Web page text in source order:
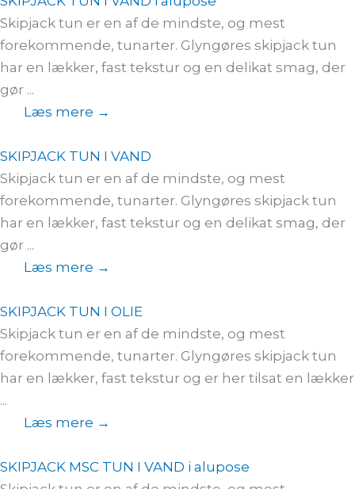
Skipjack tun er en af de mindste, og mest
forekommende, tunarter. Glyngøres skipjack tun
har en lækker, fast tekstur og en delikat smag, der
gør ...
Læs mere →
SKIPJACK TUN I VAND
Skipjack tun er en af de mindste, og mest
forekommende, tunarter. Glyngøres skipjack tun
har en lækker, fast tekstur og en delikat smag, der
gør ...
Læs mere →
SKIPJACK TUN I OLIE
Skipjack tun er en af de mindste, og mest
forekommende, tunarter. Glyngøres skipjack tun
har en lækker, fast tekstur og er her tilsat en lækker
...
Læs mere →
SKIPJACK MSC TUN I VAND i alupose